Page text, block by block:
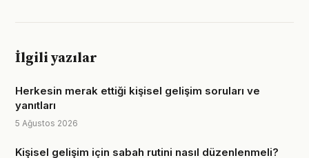
İlgili yazılar
Herkesin merak ettiği kişisel gelişim soruları ve
yanıtları
5 Ağustos 2026
Kişisel gelişim için sabah rutini nasıl düzenlenmeli?